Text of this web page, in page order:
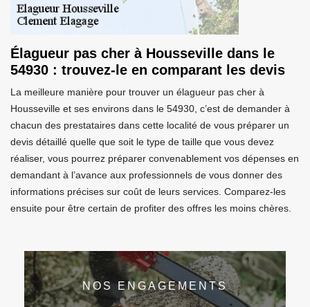
Élagueur pas cher à Housseville dans le
54930 : trouvez-le en comparant les devis
La meilleure manière pour trouver un élagueur pas cher à
Housseville et ses environs dans le 54930, c’est de demander à
chacun des prestataires dans cette localité de vous préparer un
devis détaillé quelle que soit le type de taille que vous devez
réaliser, vous pourrez préparer convenablement vos dépenses en
demandant à l’avance aux professionnels de vous donner des
informations précises sur coût de leurs services. Comparez-les
ensuite pour être certain de profiter des offres les moins chères.
NOS ENGAGEMENTS